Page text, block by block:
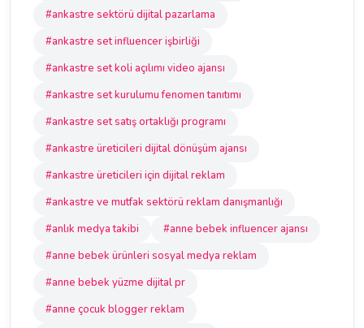
#ankastre sektörü dijital pazarlama
#ankastre set influencer işbirliği
#ankastre set koli açılımı video ajansı
#ankastre set kurulumu fenomen tanıtımı
#ankastre set satış ortaklığı programı
#ankastre üreticileri dijital dönüşüm ajansı
#ankastre üreticileri için dijital reklam
#ankastre ve mutfak sektörü reklam danışmanlığı
#anlık medya takibi
#anne bebek influencer ajansı
#anne bebek ürünleri sosyal medya reklam
#anne bebek yüzme dijital pr
#anne çocuk blogger reklam